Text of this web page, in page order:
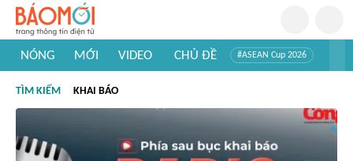
NÓNG MỚI VIDEO CHỦ ĐỀ #ASEAN Cup 2026
#Khám phá thế giới
TÌM KIẾM KHAI BÁO